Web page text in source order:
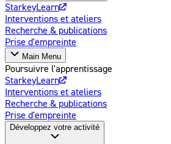
StarkeyLearn
Interventions et ateliers
Recherche & publications
Prise d'empreinte
Main Menu
Poursuivre l'apprentissage
StarkeyLearn
Interventions et ateliers
Recherche & publications
Prise d'empreinte
Développez votre activité